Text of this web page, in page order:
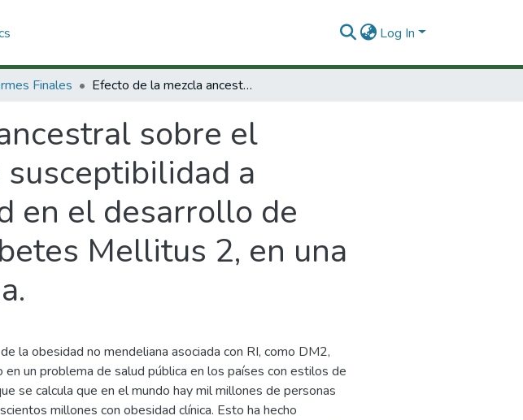
Log In
Finales Efecto de la mezcla ancestral sobre el comportamiento de variantes de susceptibilidad a Resistencia a Insulina y Obesidad en el desarrollo de Dislipidemia, Hipertensión o Diabetes Mellitus 2, en una muestra de población colombiana.
sobre el
a
en el desarrollo de
Mellitus 2, en una
la obesidad no mendeliana asociada con RI, como DM2,
en un problema de salud pública en los países con estilos de
se calcula que en el mundo hay mil millones de personas
millones con obesidad clínica. Esto ha hecho